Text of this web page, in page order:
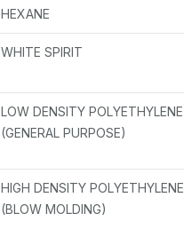
HEXANE
WHITE SPIRIT
LOW DENSITY POLYETHYLENE
(GENERAL PURPOSE)
HIGH DENSITY POLYETHYLENE
(BLOW MOLDING)